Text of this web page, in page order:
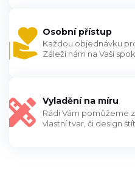
Osobní přístup
Každou objednávku
Záleží nám na Vaší
Vyladění na míru
Rádi Vám pomůžeme
vlastní tvar, či design